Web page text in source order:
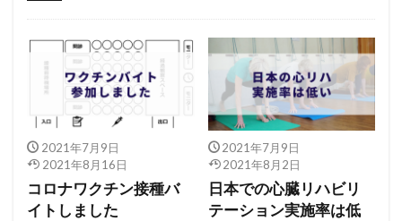
未分類
2021年7月9日
2021年8月16日
コロナワクチン接種バ
イトしました
2021年7月9日
2021年8月2日
日本での心臓リハビリ
テーション実施率は低